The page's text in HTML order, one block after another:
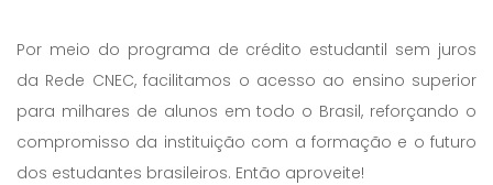
Por meio do programa de crédito estudantil sem juros
da Rede CNEC, facilitamos o acesso ao ensino superior
para milhares de alunos em todo o Brasil, reforçando o
compromisso da instituição com a formação e o futuro
dos estudantes brasileiros. Então aproveite!